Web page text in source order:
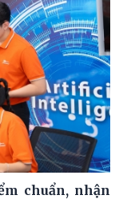
chuẩn, nhận